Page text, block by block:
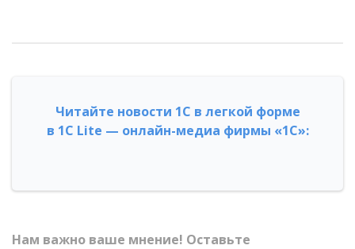
Читайте новости 1С в легкой форме
в 1С Lite — онлайн-медиа фирмы «1С»:
Нам важно ваше мнение! Оставьте